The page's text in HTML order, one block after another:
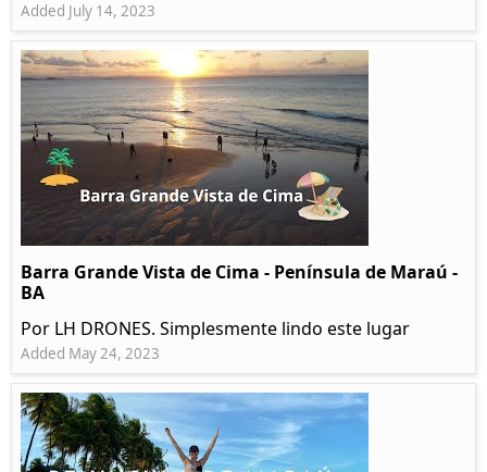
Added July 14, 2023
Barra Grande Vista de Cima - Península de Maraú -
BA
Por LH DRONES. Simplesmente lindo este lugar
Added May 24, 2023